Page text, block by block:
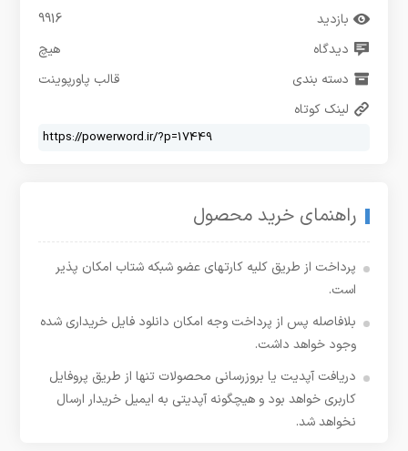
بازدید
9916
دیدگاه
هیچ
دسته بندی
قالب پاورپوینت
لینک کوتاه
راهنمای خرید محصول
پرداخت از طریق کلیه کارتهای عضو شبکه شتاب امکان پذیر
است.
بلافاصله پس از پرداخت وجه امکان دانلود فایل خریداری شده
وجود خواهد داشت.
دریافت آپدیت یا بروزرسانی محصولات تنها از طریق پروفایل
کاربری خواهد بود و هیچگونه آپدیتی به ایمیل خریدار ارسال
نخواهد شد.